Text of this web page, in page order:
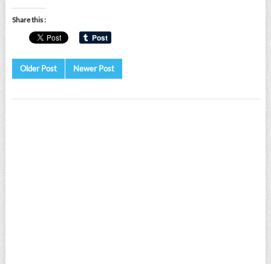
Share this :
Older Post Newer Post